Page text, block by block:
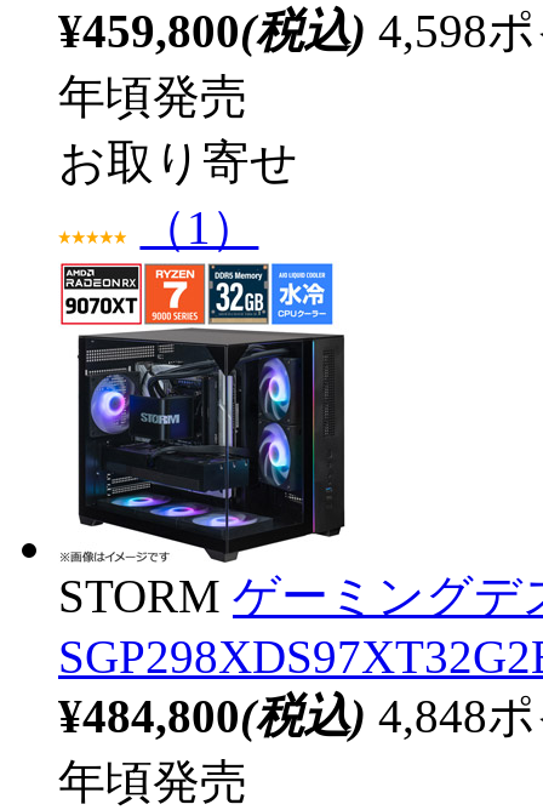
¥459,800(税込) 4,598
年頃発売
お取り寄せ
（1）
STORM ゲーミングデ
¥484,800(税込) 4,848
年頃発売